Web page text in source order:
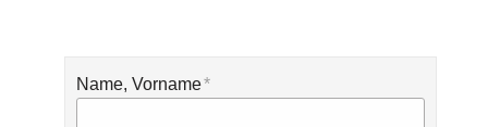
Name, Vorname